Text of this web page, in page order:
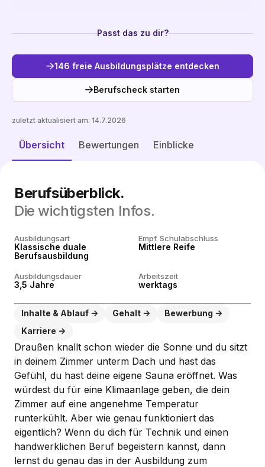
Passt das zu dir?
146 freie Ausbildungsplätze entdecken
Berufscheck starten
Übersicht Bewertungen Einblicke
zuletzt aktualisiert am: 14.7.2026
Freie Plätze entdecken
Berufsüberblick.
Die wichtigsten Infos.
Ausbildungsart
Klassische duale
Berufsausbildung
Empf. Schulabschluss
Mittlere Reife
Ausbildungsdauer
3,5 Jahre
Arbeitszeit
werktags
Inhalte & Ablauf Gehalt
Bewerbung
Karriere
Draußen knallt schon wieder die Sonne und du sitzt
in deinem Zimmer unterm Dach und hast das
Gefühl, du hast deine eigene Sauna eröffnet. Was
würdest du für eine Klimaanlage geben, die dein
Zimmer auf eine angenehme Temperatur
runterkühlt. Aber wie genau funktioniert das
eigentlich? Wenn du dich für Technik und einen
handwerklichen Beruf begeistern kannst, dann
lernst du genau das in der Ausbildung zum